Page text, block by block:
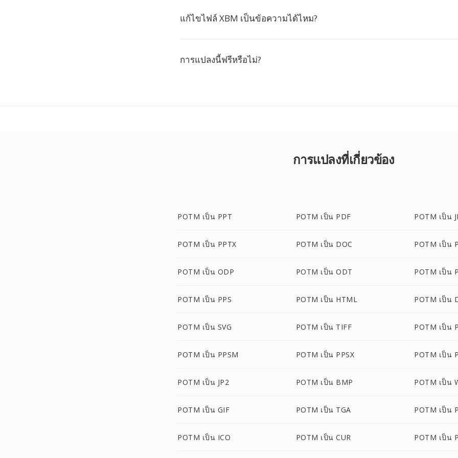
แก้ไขไฟล์ XBM เป็นข้อความได้ไหม?
การแปลงนี้ฟรีหรือไม่?
การแปลงที่เกี่ยวข้อง
POTM เป็น PPT POTM เป็น PDF POTM เป็น
POTM เป็น PPTX POTM เป็น DOC POTM เป็น
POTM เป็น ODP POTM เป็น ODT POTM เป็น
POTM เป็น PPS POTM เป็น HTML POTM เป็น
POTM เป็น SVG POTM เป็น TIFF POTM เป็น
POTM เป็น PPSM POTM เป็น PPSX POTM เป็น
POTM เป็น JP2 POTM เป็น BMP POTM เป็น
POTM เป็น GIF POTM เป็น TGA POTM เป็น
POTM เป็น ICO POTM เป็น CUR POTM เป็น